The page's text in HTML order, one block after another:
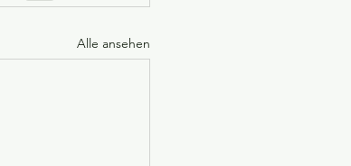
Alle ansehen